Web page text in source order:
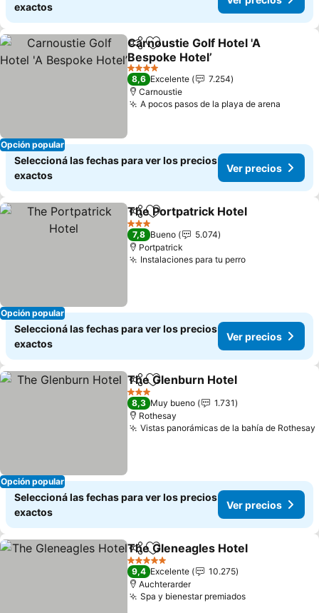
exactos
Opción popular
CompartirAñadir a favoritos
Carnoustie Golf Hotel 'A
Bespoke Hotel’
4 Estrellas
8,6 Excelente
7.254
Carnoustie
A pocos pasos de la playa de arena
Seleccioná las fechas para ver los precios
exactos
Ver precios
Opción popular
Compartir
Añadir a favoritos
The Portpatrick Hotel
3 Estrellas
7,8 Bueno
5.074
Portpatrick
Instalaciones para tu perro
Seleccioná las fechas para ver los precios
exactos
Ver precios
Opción popular
Compartir
Añadir a favoritos
The Glenburn Hotel
3 Estrellas
8,3 Muy bueno
1.731
Rothesay
Vistas panorámicas de la bahía de Rothesay
Seleccioná las fechas para ver los precios
exactos
Ver precios
Compartir
Añadir a favoritos
The Gleneagles Hotel
5 Estrellas
9,4 Excelente
10.275
Auchterarder
Spa y bienestar premiados